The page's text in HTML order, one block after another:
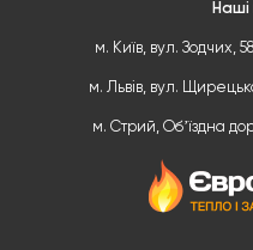
Наші
м. Київ, вул. Зодчих,
м. Львів, вул.
м. Стрий, Обʼїздна